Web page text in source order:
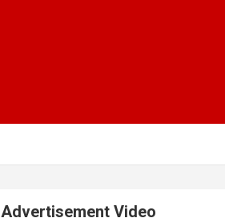
Advertisement Video